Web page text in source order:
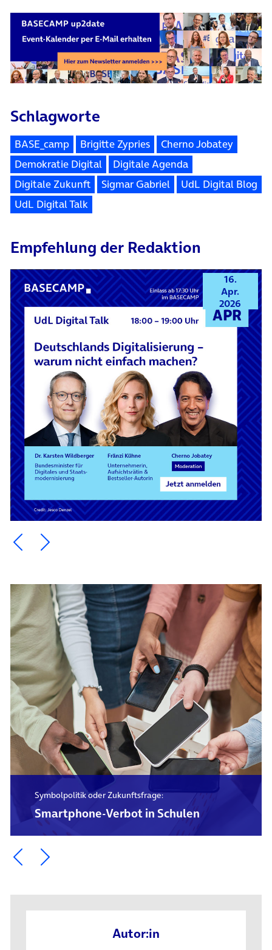
Schlagworte
BASE_camp Brigitte Zypries
Cherno Jobatey
Demokratie Digital
Digitale Agenda
Digitale Zukunft
Sigmar Gabriel
UdL Digital Blog
UdL Digital Talk
Empfehlung der Redaktion
16.
Apr.
2026
Ein Element zurück blättern
Ein Element weiter blättern
Symbolpolitik oder Zukunftsfrage:
Smartphone-Verbot in Schulen
Ein Element zurück blättern
Ein Element weiter blättern
Autor:in